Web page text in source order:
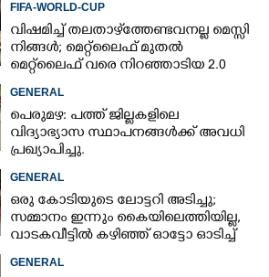
FIFA-WORLD-CUP
വിഷമിച്ച് തലതാഴ്‌ത്തേണ്ടവനല്ല മെസ്സി
നിങ്ങള്‍; മെറ്റ്‌ലൈഫ് മുതല്‍
മെറ്റ്‌ലൈഫ് വരെ നിറഞ്ഞാടിയ 2.0
GENERAL
പെരുമഴ: പത്ത് ജില്ലകളിലെ
വിദ്യാഭ്യാസ സ്ഥാപനങ്ങൾക്ക് അവധി
പ്രഖ്യാപിച്ചു.
GENERAL
ഒരു കോടിയുടെ ലോട്ടറി അടിച്ചു;
സമ്മാനം ഇന്നും കൈയിലെത്തിയില്ല,
വാടകവീട്ടിൽ കഴിഞ്ഞ് ഓട്ടോ ഓടിച്ച്
73കാരൻ
GENERAL